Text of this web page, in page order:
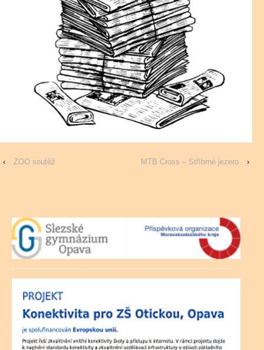
‹ ZOO soutěž MTB Cross – Stříbrné jezero ›